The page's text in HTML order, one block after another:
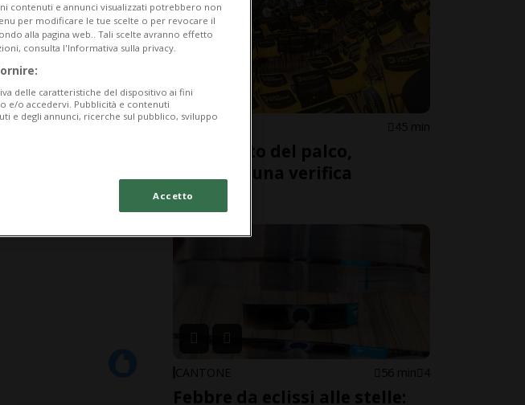
ASCONA 45 min
Cedimento del palco,
«avviata una verifica
interna»
CANTONE 56 min 4
Febbre da eclissi alle stelle:
contenuti e annunci visualizzati potrebbero non
per modificare le tue scelte o per revocare il
alla pagina web.. Tali scelte avranno effetto
consulta l'Informativa sulla privacy.
delle caratteristiche del dispositivo ai fini
e/o accedervi. Pubblicità e contenuti
e degli annunci, ricerche sul pubblico, sviluppo
Accetto